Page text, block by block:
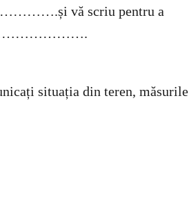
vă scriu pentru a
situația din teren, măsurile